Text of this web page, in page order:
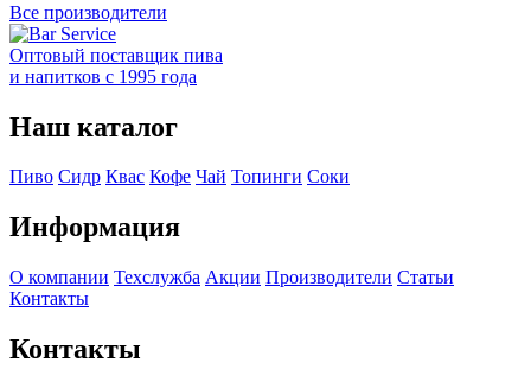
Все производители
Оптовый поставщик пива
и напитков с 1995 года
Наш каталог
Пиво Сидр Квас Кофе Чай Топинги Соки
Информация
О компании Техслужба Акции Производители Статьи
Контакты
Контакты